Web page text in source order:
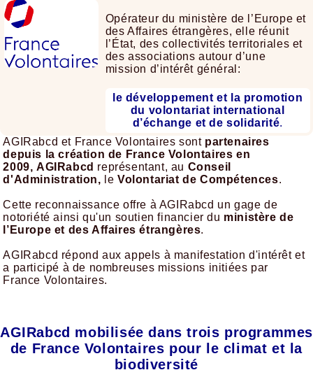
Opérateur du ministère de l’Europe et
des Affaires étrangères, elle réunit
l’État, des collectivités territoriales et
des associations autour d’une
mission d’intérêt général:
le développement et la promotion
du volontariat international
d’échange et de solidarité.
AGIRabcd et France Volontaires sont partenaires
depuis la création de France Volontaires en
2009, AGIRabcd représentant, au Conseil
d'Administration, le Volontariat de Compétences.
Cette reconnaissance offre à AGIRabcd un gage de
notoriété ainsi qu'un soutien financier du ministère de
l’Europe et des Affaires étrangères.
AGIRabcd répond aux appels à manifestation d'intérêt et
a participé à de nombreuses missions initiées par
France Volontaires.
AGIRabcd mobilisée dans trois programmes
de France Volontaires pour le climat et la
biodiversité